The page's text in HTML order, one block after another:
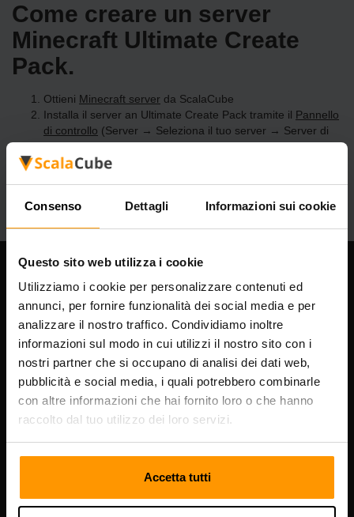
Consenso Dettagli Informazioni sui cookie
Questo sito web utilizza i cookie
Utilizziamo i cookie per personalizzare contenuti ed
annunci, per fornire funzionalità dei social media e per
analizzare il nostro traffico. Condividiamo inoltre
informazioni sul modo in cui utilizzi il nostro sito con i
nostri partner che si occupano di analisi dei dati web,
pubblicità e social media, i quali potrebbero combinarle
con altre informazioni che hai fornito loro o che hanno
raccolto dal tuo utilizzo dei loro servizi.
Accetta tutti
Come creare un server
Minecraft Ultimate Create
Pack.
Ottieni Minecraft server da ScalaCube
Installa il server an Ultimate Create Pack tramite il Pannello
di controllo (Server → Seleziona il tuo server → Server di
gioco → Aggiungi server di gioco → Ultimate Create Pack)
Divertiti a giocare sul server!
La nostra azienda
Scalable Hosting Solutions OÜ
Codice di registrazione: 14652605
Partita IVA: EE102133820
Indirizzo: Harju maakond, Tallinn, Kesklinna linnaosa,
Vesivärava tn 50-201, 10152